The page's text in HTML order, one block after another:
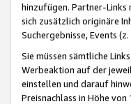
hinzufügen. Partner-Links
sich zusätzlich originäre
Suchergebnisse, Events
Sie müssen sämtliche
Werbeaktion auf der
einstellen und darauf
Preisnachlass in Höhe